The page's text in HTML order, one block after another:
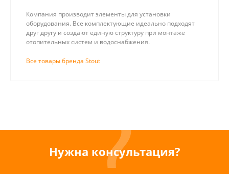
Компания производит элементы для установки
оборудования. Все комплектующие идеально подходят
друг другу и создают единую структуру при монтаже
отопительных систем и водоснабжения.
Все товары бренда Stout
Нужна консультация?